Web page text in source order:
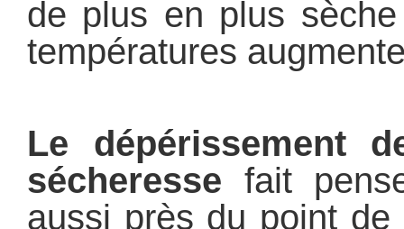
de plus en plus
températures
Le dépérissement
sécheresse fait
aussi près du point de